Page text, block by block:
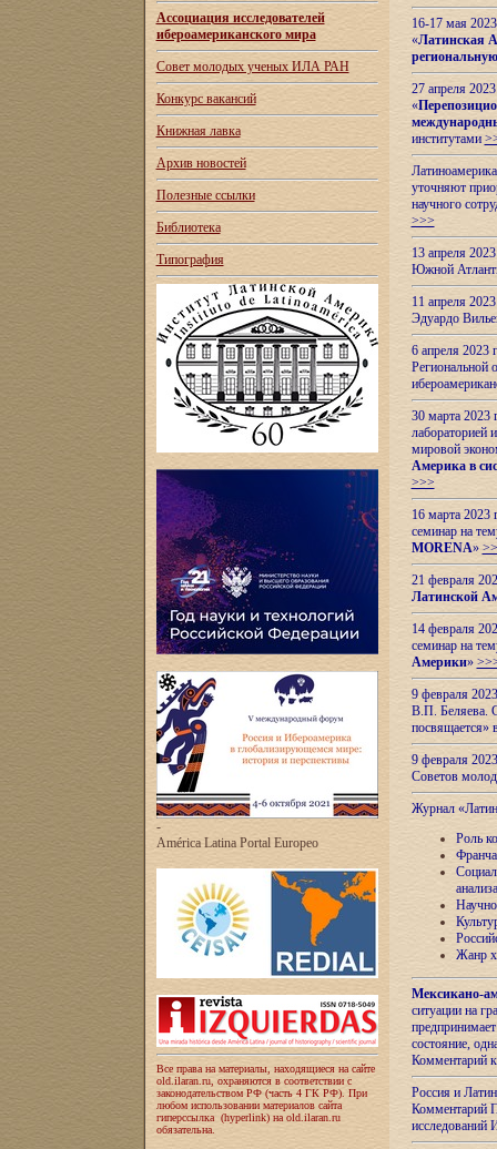
Ассоциация исследователей
ибероамериканского мира
Совет молодых ученых ИЛА РАН
Конкурс вакансий
Книжная лавка
Архив новостей
Полезные ссылки
Библиотека
Типография
-
América Latina Portal Europeo
Все права на материалы, находящиеся на сайте
old.ilaran.ru, охраняются в соответствии с
законодательством РФ (часть 4 ГК РФ). При
любом использовании материалов сайта
гиперссылка (hyperlink) на old.ilaran.ru
обязательна.
16-17 мая
«Латинская
27 апреля
«
институтами
уточняют
научного
>>>
13 апреля
Южной
11 апреля
Эдуардо
6 апреля
Региональной
30 марта 2023
лабораторией
мировой
Америка в
>>>
16 марта 2023
семинар на
MORENA»
21 февраля
Латинской
14 февраля
семинар на
Америки»
9 февраля
В.П. Беляева.
посвящается»
9 февраля
Советов
Журнал
Роль
анализа
Жанр
Мексикано-
ситуации на
состояние,
Комментарий
Россия и
Комментарий